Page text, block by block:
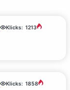
Klicks: 1213
Klicks: 1858